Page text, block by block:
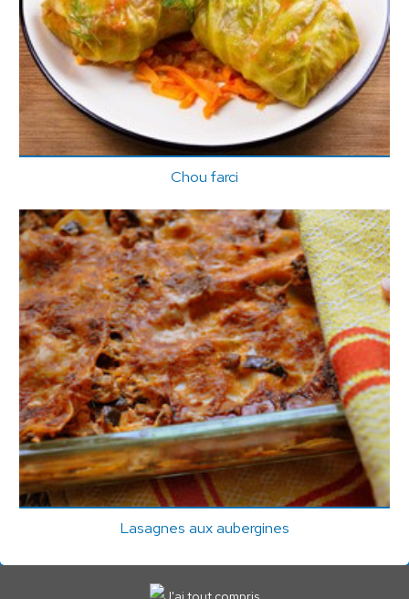
Chou farci
Lasagnes aux aubergines